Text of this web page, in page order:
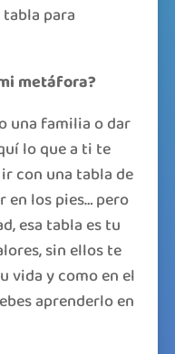
para
metáfora?
una familia o dar
lo que a ti te
con una tabla de
en los pies… pero
esa tabla es tu
sin ellos te
vida y como en el
aprenderlo en